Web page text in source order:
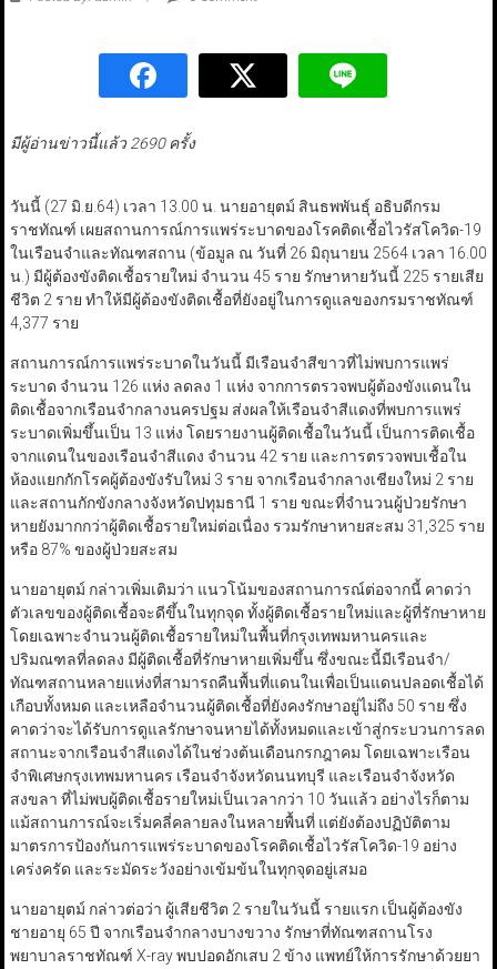
มีผู้อ่านข่าวนี้แล้ว 2690 ครั้ง
วันนี้ (27 มิ.ย.64) เวลา 13.00 น. นายอายุตม์ สินธพพันธุ์ อธิบดีกรม
ราชทัณฑ์ เผยสถานการณ์การแพร่ระบาดของโรคติดเชื้อไวรัสโควิด-19
ในเรือนจำและทัณฑสถาน (ข้อมูล ณ วันที่ 26 มิถุนายน 2564 เวลา 16.00
น.) มีผู้ต้องขังติดเชื้อรายใหม่ จำนวน 45 ราย รักษาหายวันนี้ 225 รายเสีย
ชีวิต 2 ราย ทำให้มีผู้ต้องขังติดเชื้อที่ยังอยู่ในการดูแลของกรมราชทัณฑ์
4,377 ราย
สถานการณ์การแพร่ระบาดในวันนี้ มีเรือนจำสีขาวที่ไม่พบการแพร่
ระบาด จำนวน 126 แห่ง ลดลง 1 แห่ง จากการตรวจพบผู้ต้องขังแดนใน
ติดเชื้อจากเรือนจำกลางนครปฐม ส่งผลให้เรือนจำสีแดงที่พบการแพร่
ระบาดเพิ่มขึ้นเป็น 13 แห่ง โดยรายงานผู้ติดเชื้อในวันนี้ เป็นการติดเชื้อ
จากแดนในของเรือนจำสีแดง จำนวน 42 ราย และการตรวจพบเชื้อใน
ห้องแยกกักโรคผู้ต้องขังรับใหม่ 3 ราย จากเรือนจำกลางเชียงใหม่ 2 ราย
และสถานกักขังกลางจังหวัดปทุมธานี 1 ราย ขณะที่จำนวนผู้ป่วยรักษา
หายยังมากกว่าผู้ติดเชื้อรายใหม่ต่อเนื่อง รวมรักษาหายสะสม 31,325 ราย
หรือ 87% ของผู้ป่วยสะสม
นายอายุตม์ กล่าวเพิ่มเติมว่า แนวโน้มของสถานการณ์ต่อจากนี้ คาดว่า
ตัวเลขของผู้ติดเชื้อจะดีขึ้นในทุกจุด ทั้งผู้ติดเชื้อรายใหม่และผู้ที่รักษาหาย
โดยเฉพาะจำนวนผู้ติดเชื้อรายใหม่ในพื้นที่กรุงเทพมหานครและ
ปริมณฑลที่ลดลง มีผู้ติดเชื้อที่รักษาหายเพิ่มขึ้น ซึ่งขณะนี้มีเรือนจำ/
ทัณฑสถานหลายแห่งที่สามารถคืนพื้นที่แดนในเพื่อเป็นแดนปลอดเชื้อได้
เกือบทั้งหมด และเหลือจำนวนผู้ติดเชื้อที่ยังคงรักษาอยู่ไม่ถึง 50 ราย ซึ่ง
คาดว่าจะได้รับการดูแลรักษาจนหายได้ทั้งหมดและเข้าสู่กระบวนการลด
สถานะจากเรือนจำสีแดงได้ในช่วงต้นเดือนกรกฎาคม โดยเฉพาะเรือน
จำพิเศษกรุงเทพมหานคร เรือนจำจังหวัดนนทบุรี และเรือนจำจังหวัด
สงขลา ที่ไม่พบผู้ติดเชื้อรายใหม่เป็นเวลากว่า 10 วันแล้ว อย่างไรก็ตาม
แม้สถานการณ์จะเริ่มคลี่คลายลงในหลายพื้นที่ แต่ยังต้องปฏิบัติตาม
มาตรการป้องกันการแพร่ระบาดของโรคติดเชื้อไวรัสโควิด-19 อย่าง
เคร่งครัด และระมัดระวังอย่างเข้มข้นในทุกจุดอยู่เสมอ
นายอายุตม์ กล่าวต่อว่า ผู้เสียชีวิต 2 รายในวันนี้ รายแรก เป็นผู้ต้องขัง
ชายอายุ 65 ปี จากเรือนจำกลางบางขวาง รักษาที่ทัณฑสถานโรง
พยาบาลราชทัณฑ์ X-ray พบปอดอักเสบ 2 ข้าง แพทย์ให้การรักษาด้วยยา